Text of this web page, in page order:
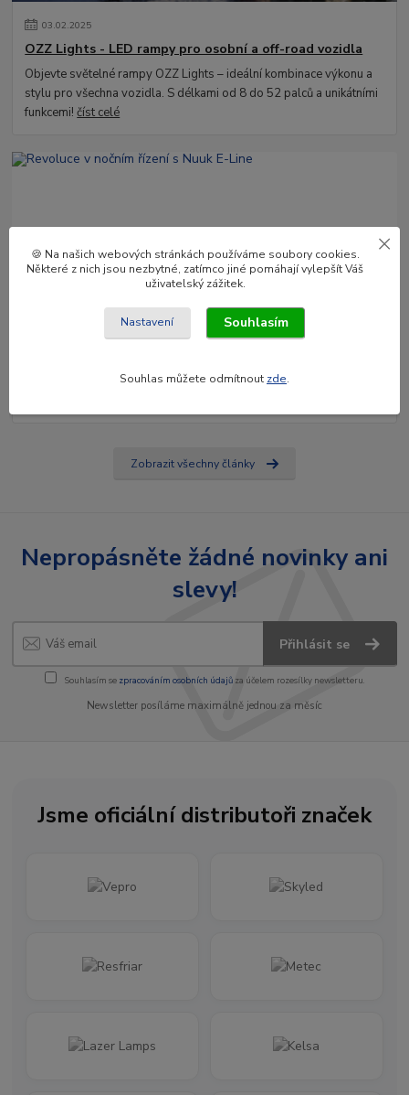
03.02.2025
OZZ Lights - LED rampy pro osobní a off-road vozidla
Objevte světelné rampy OZZ Lights – ideální kombinace výkonu a
stylu pro všechna vozidla. S délkami od 8 do 52 palců a unikátními
funkcemi!číst celé
Revoluce v nočním řízení s Nuuk E-Line
značky, který nabízí vysoký dosah, homologaci E a vestavěné relé.
Zobrazit všechny články
Nepropásněte žádné novinky ani
slevy!
Přihlásit se
Souhlasím se zpracováním osobních údajůza účelem rozesílky newsletteru.
Newsletter posíláme maximálně jednou za měsíc
Jsme oficiální distributoři značek
🍪 Na našich webových stránkách používáme soubory cookies.
Některé z nich jsou nezbytné, zatímco jiné pomáhají vylepšít Váš
uživatelský zážitek.
Nastavení Souhlasím
Souhlas můžete odmítnout zde.